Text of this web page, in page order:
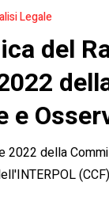
Legale
del
e
2022 della